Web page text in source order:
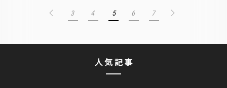
3 4 5 6 7
人気記事